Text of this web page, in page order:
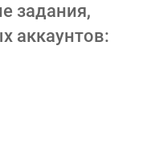
задания,
аккаунтов: